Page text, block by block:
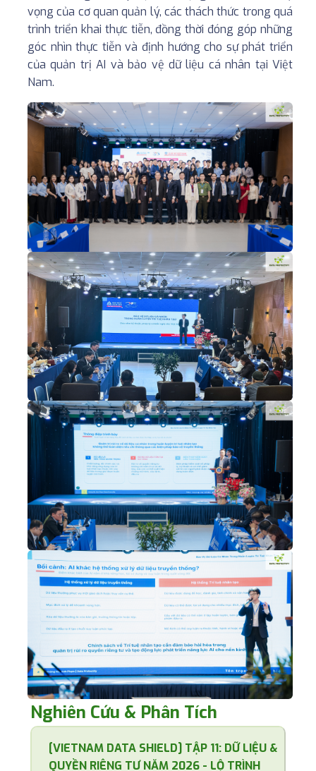
vọng của cơ quan quản lý, các thách thức trong quá
trình triển khai thực tiễn, đồng thời đóng góp những
góc nhìn thực tiễn và định hướng cho sự phát triển
của quản trị AI và bảo vệ dữ liệu cá nhân tại Việt
Nam.
Nghiên Cứu & Phân Tích
[VIETNAM DATA SHIELD] TẬP 11: DỮ LIỆU &
QUYỀN RIÊNG TƯ NĂM 2026 - LỘ TRÌNH